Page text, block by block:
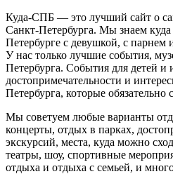
Куда-СПБ — это лучший сайт о
Санкт-Петербурга. Мы знаем куда
Петербурге с девушкой, с
У нас только лучшие события,
Петербурга. События для детей и
достопримечательности и
Петербурга, которые обязательно
Мы советуем любые варианты
концерты, отдых в парках,
экскурсий, места, куда можно
театры, шоу, спортивные
отдыха и отдыха с семьей, и